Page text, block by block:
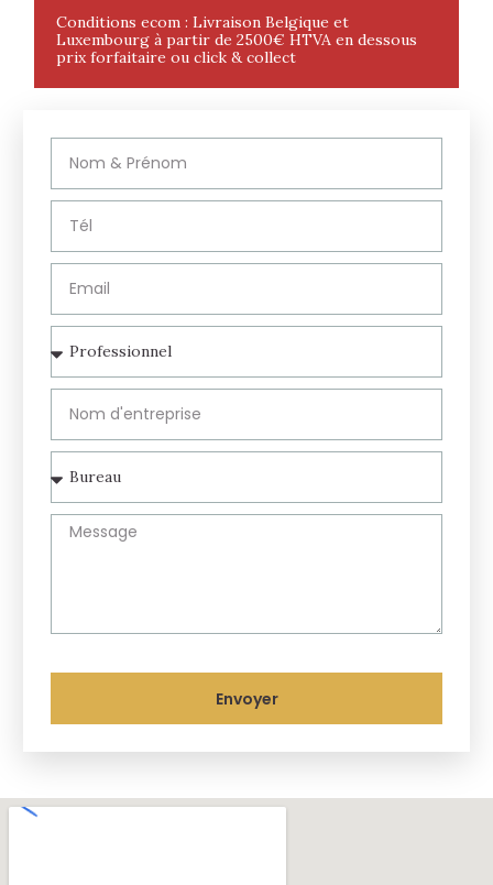
Conditions ecom : Livraison Belgique et
Luxembourg à partir de 2500€ HTVA en dessous
prix forfaitaire ou click & collect
Envoyer